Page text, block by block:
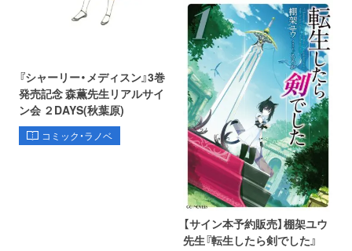
『シャーリー・メディスン』3巻
発売記念 森薫先生リアルサイ
ン会 ２DAYS(秋葉原)
コミック・ラノベ
【サイン本予約販売】棚架ユウ
先生『転生したら剣でした』